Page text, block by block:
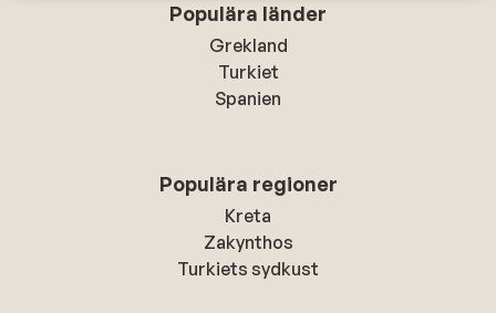
Populära länder
Grekland
Turkiet
Spanien
Populära regioner
Kreta
Zakynthos
Turkiets sydkust